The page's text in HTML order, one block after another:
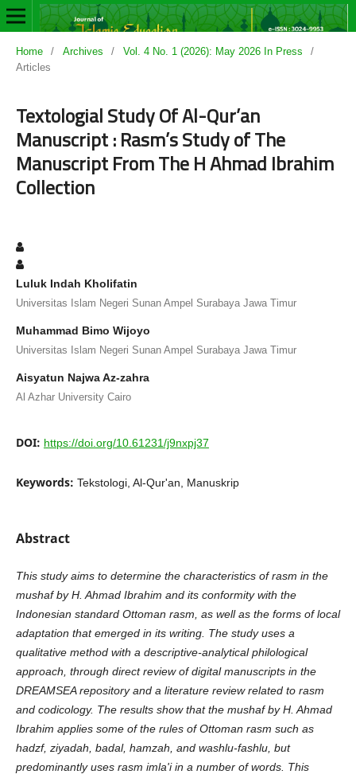
Home / Archives / Vol. 4 No. 1 (2026): May 2026 In Press
/
Articles
Textologial Study Of Al-Qur’an
Manuscript : Rasm’s Study of The
Manuscript From The H Ahmad Ibrahim
Collection
Luluk Indah Kholifatin
Universitas Islam Negeri Sunan Ampel Surabaya Jawa Timur
Muhammad Bimo Wijoyo
Universitas Islam Negeri Sunan Ampel Surabaya Jawa Timur
Aisyatun Najwa Az-zahra
Al Azhar University Cairo
DOI: https://doi.org/10.61231/j9nxpj37
Keywords: Tekstologi, Al-Qur'an, Manuskrip
Abstract
This study aims to determine the characteristics of rasm in the
mushaf by H. Ahmad Ibrahim and its conformity with the
Indonesian standard Ottoman rasm, as well as the forms of local
adaptation that emerged in its writing. The study uses a
qualitative method with a descriptive-analytical philological
approach, through direct review of digital manuscripts in the
DREAMSEA repository and a literature review related to rasm
and codicology. The results show that the mushaf by H. Ahmad
Ibrahim applies some of the rules of Ottoman rasm such as
hadzf, ziyadah, badal, hamzah, and washlu-fashlu, but
predominantly uses rasm imla'i in a number of words. This